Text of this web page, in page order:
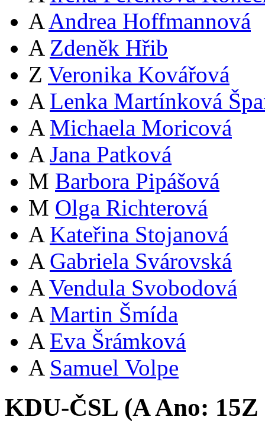
A Andrea Hoffmannová
A Zdeněk Hřib
Z Veronika Kovářová
A Lenka Martínková
A Michaela Moricová
A Jana Patková
M Barbora Pipášová
M Olga Richterová
A Kateřina Stojanová
A Gabriela Svárovská
A Vendula Svobodová
A Martin Šmída
A Eva Šrámková
A Samuel Volpe
KDU-ČSL (AAno: 15Z